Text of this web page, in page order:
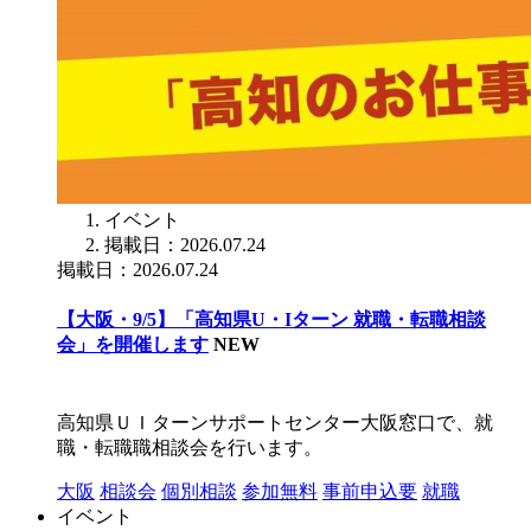
イベント
掲載日：2026.07.24
掲載日：2026.07.24
【大阪・9/5】「高知県U・Iターン 就職・転職相談
会」を開催します NEW
高知県ＵＩターンサポートセンター大阪窓口で、就
職・転職職相談会を行います。
大阪 相談会 個別相談 参加無料 事前申込要 就職
イベント